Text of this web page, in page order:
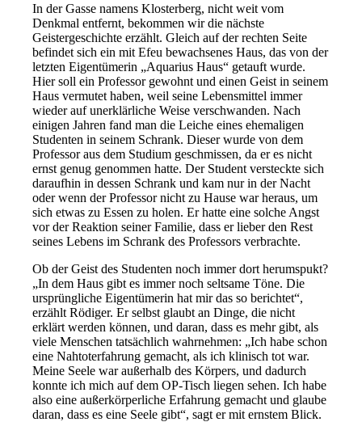
In der Gasse namens Klosterberg, nicht weit vom
Denkmal entfernt, bekommen wir die nächste
Geistergeschichte erzählt. Gleich auf der rechten Seite
befindet sich ein mit Efeu bewachsenes Haus, das von der
letzten Eigentümerin „Aquarius Haus“ getauft wurde.
Hier soll ein Professor gewohnt und einen Geist in seinem
Haus vermutet haben, weil seine Lebensmittel immer
wieder auf unerklärliche Weise verschwanden. Nach
einigen Jahren fand man die Leiche eines ehemaligen
Studenten in seinem Schrank. Dieser wurde von dem
Professor aus dem Studium geschmissen, da er es nicht
ernst genug genommen hatte. Der Student versteckte sich
daraufhin in dessen Schrank und kam nur in der Nacht
oder wenn der Professor nicht zu Hause war heraus, um
sich etwas zu Essen zu holen. Er hatte eine solche Angst
vor der Reaktion seiner Familie, dass er lieber den Rest
seines Lebens im Schrank des Professors verbrachte.
Ob der Geist des Studenten noch immer dort herumspukt?
„In dem Haus gibt es immer noch seltsame Töne. Die
ursprüngliche Eigentümerin hat mir das so berichtet“,
erzählt Rödiger. Er selbst glaubt an Dinge, die nicht
erklärt werden können, und daran, dass es mehr gibt, als
viele Menschen tatsächlich wahrnehmen: „Ich habe schon
eine Nahtoterfahrung gemacht, als ich klinisch tot war.
Meine Seele war außerhalb des Körpers, und dadurch
konnte ich mich auf dem OP-Tisch liegen sehen. Ich habe
also eine außerkörperliche Erfahrung gemacht und glaube
daran, dass es eine Seele gibt“, sagt er mit ernstem Blick.